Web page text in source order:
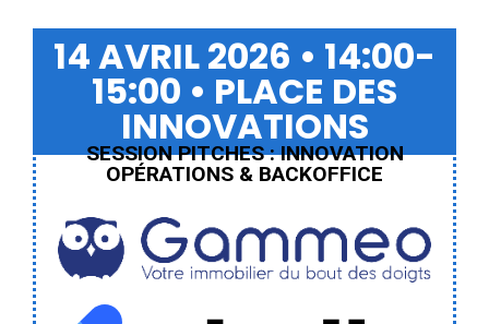
14 AVRIL 2026 • 14:00-
15:00 • PLACE DES
INNOVATIONS
SESSION PITCHES : INNOVATION
OPÉRATIONS & BACKOFFICE
Gammeo